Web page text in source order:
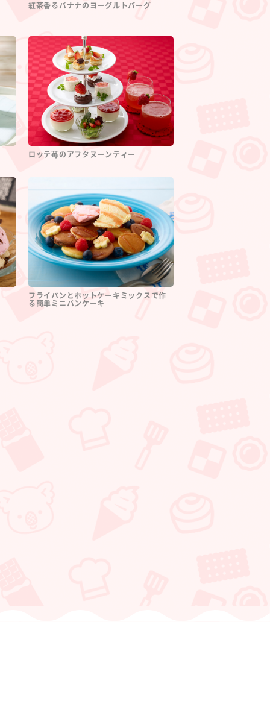
紅茶香るバナナのヨーグルトバーグ
ロッテ苺のアフタヌーンティー
フライパンとホットケーキミックスで作
る簡単ミニパンケーキ